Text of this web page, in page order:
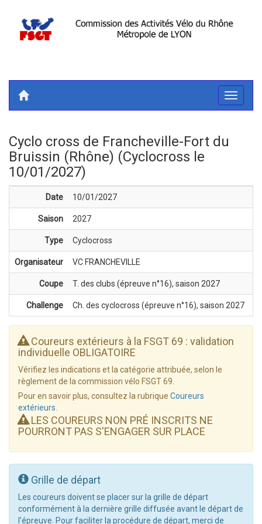
Toggle
Cyclo cross de Francheville-Fort du
Bruissin (Rhône) (Cyclocross le
10/01/2027)
Date 10/01/2027
Saison 2027
Type Cyclocross
Organisateur VC FRANCHEVILLE
Coupe T. des clubs (épreuve n°16), saison 2027
Challenge Ch. des cyclocross (épreuve n°16), saison 2027
Coureurs extérieurs à la FSGT 69 : validation
individuelle OBLIGATOIRE
Vérifiez les indications et la catégorie attribuée, selon le
règlement de la commission vélo FSGT 69.
Pour en savoir plus, consultez la rubrique Coureurs
extérieurs
LES COUREURS NON PRÉ INSCRITS NE
POURRONT PAS S'ENGAGER SUR PLACE
Grille de départ
Les coureurs doivent se placer sur la grille de départ
conformément à la dernière grille diffusée avant le départ de
l'épreuve. Pour faciliter la procédure de départ, merci de